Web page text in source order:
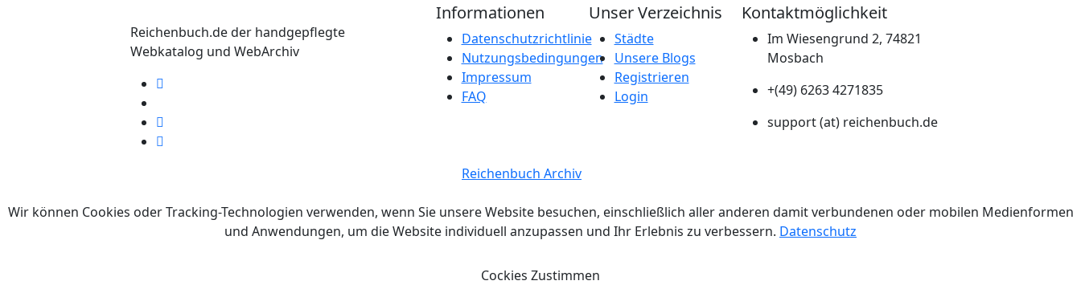
Reichenbuch.de der handgepflegte
Webkatalog und WebArchiv
Informationen
Datenschutzrichtlinie
Nutzungsbedingungen
Impressum
FAQ
Unser Verzeichnis
Städte
Unsere Blogs
Registrieren
Login
Kontaktmöglichkeit
Im Wiesengrund 2, 74821
Mosbach
+(49) 6263 4271835
support (at) reichenbuch.de
Reichenbuch Archiv
Wir können Cookies oder Tracking-Technologien verwenden, wenn Sie unsere Website besuchen, einschließlich aller anderen damit verbundenen oder mobilen Medienformen
und Anwendungen, um die Website individuell anzupassen und Ihr Erlebnis zu verbessern. Datenschutz
Cockies Zustimmen